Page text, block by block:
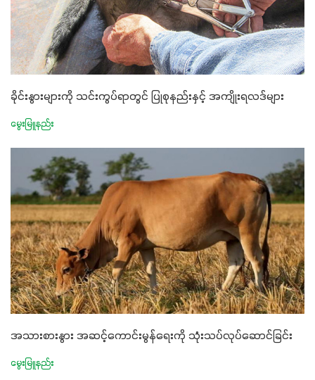
ခိုင်းနွားများကို သင်းကွပ်ရာတွင် ပြုစုနည်းနှင့် အကျိုးရလဒ်များ
မွေးမြူနည်း
အသားစားနွား အဆင့်ကောင်းမွန်ရေးကို သုံးသပ်လုပ်ဆောင်ခြင်း
မွေးမြူနည်း